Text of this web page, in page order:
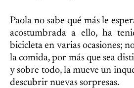
Paola no sabe qué más le
acostumbrada a ello, ha
bicicleta en varias ocasiones;
la comida, por más que sea
y sobre todo, la mueve un
descubrir nuevas sorpresas.